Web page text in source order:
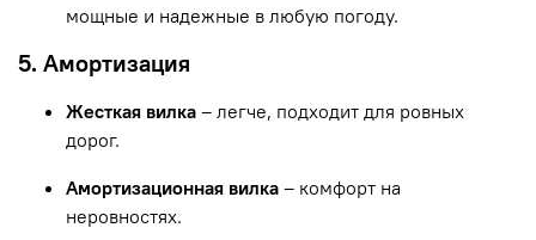
мощные и надежные в любую погоду.
5. Амортизация
Жесткая вилка – легче, подходит для ровных
дорог.
Амортизационная вилка – комфорт на
неровностях.